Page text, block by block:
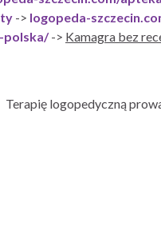
-> logopeda-
polska/-> Kamagra bez
Terapię logopedyczną